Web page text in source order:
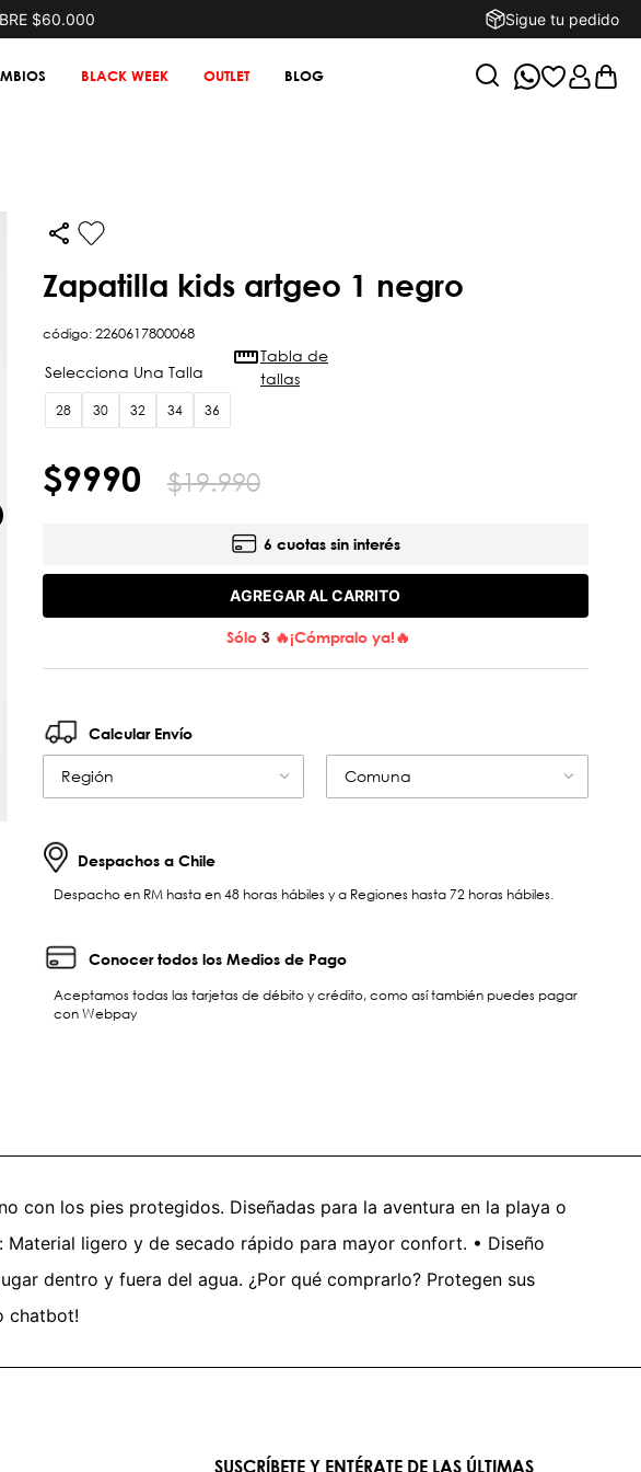
$60.000 Sigue tu pedido
BLACK WEEK OUTLET BLOG
zapatilla kids artgeo 1 negro
código:2260617800068
28 30 32 34 36
Tabla de
tallas
$9990 $19.990
6 cuotas sin interés
AGREGAR AL CARRITO
Sólo 3🔥¡Cómpralo ya!🔥
Calcular Envío
Región Comuna
Despachos a Chile
Despacho en RM hasta en 48 horas hábiles y a Regiones hasta 72 horas hábiles.
Conocer todos los Medios de Pago
Aceptamos todas las tarjetas de débito y crédito, como así también puedes pagar
con Webpay
con los pies protegidos. Diseñadas para la aventura en la playa o
ligero y de secado rápido para mayor confort. • Diseño
dentro y fuera del agua. ¿Por qué comprarlo? Protegen sus
chatbot!
SUSCRÍBETE Y ENTÉRATE DE LAS ÚLTIMAS